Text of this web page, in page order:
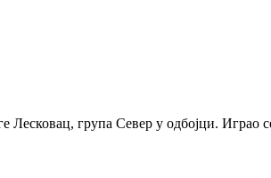
Лесковац, група Север у одбојци.